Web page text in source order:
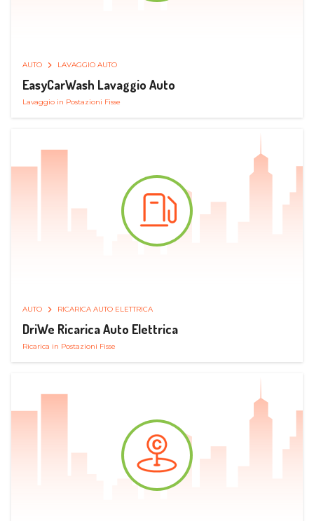
AUTO LAVAGGIO AUTO
EasyCarWash Lavaggio Auto
Lavaggio in Postazioni Fisse
AUTO RICARICA AUTO ELETTRICA
DriWe Ricarica Auto Elettrica
Ricarica in Postazioni Fisse